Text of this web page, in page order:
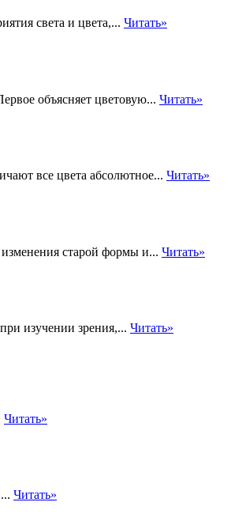
света и цвета,... Читать»
объясняет цветовую... Читать»
все цвета абсолютное... Читать»
изменения старой формы и... Читать»
изучении зрения,... Читать»
Читать»
Читать»